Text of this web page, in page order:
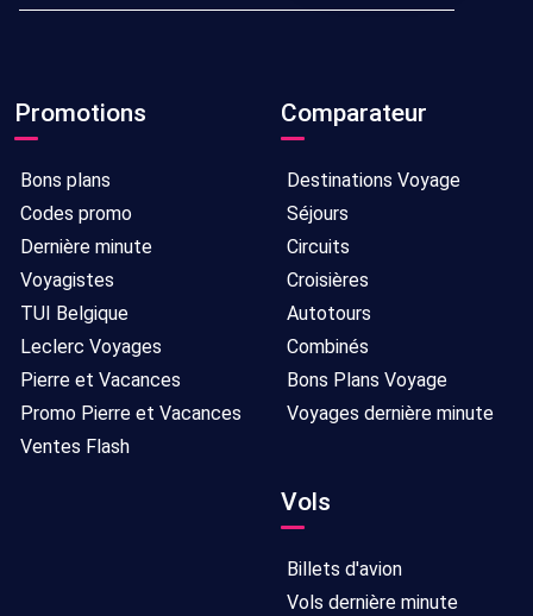
Promotions
Bons plans
Codes promo
Dernière minute
Voyagistes
TUI Belgique
Leclerc Voyages
Pierre et Vacances
Promo Pierre et Vacances
Ventes Flash
Comparateur
Destinations Voyage
Séjours
Circuits
Croisières
Autotours
Combinés
Bons Plans Voyage
Voyages dernière minute
Vols
Billets d'avion
Vols dernière minute